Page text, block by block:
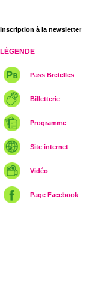
Inscription à la newsletter
LÉGENDE
Pass Bretelles
Billetterie
Programme
Site internet
Vidéo
Page Facebook